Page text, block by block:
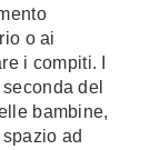
o ai
i compiti. I
del
bambine,
ad